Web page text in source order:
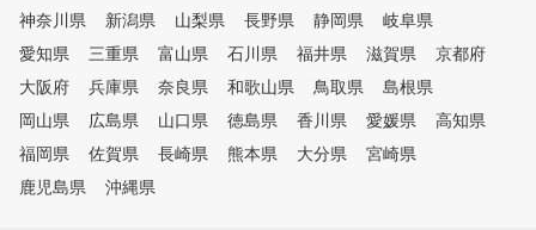
神奈川県
新潟県 山梨県 長野県 静岡県
岐阜県
愛知県
三重県 富山県 石川県 福井県 滋賀県
京都府
大阪府
兵庫県 奈良県 和歌山県 鳥取県
島根県
岡山県
広島県 山口県 徳島県 香川県 愛媛県
高知県
福岡県
佐賀県 長崎県 熊本県 大分県
宮崎県
鹿児島県
沖縄県